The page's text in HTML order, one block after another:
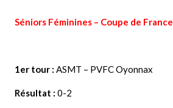
Séniors Féminines – Coupe de France
1er tour : ASMT – PVFC Oyonnax
Résultat : 0-2